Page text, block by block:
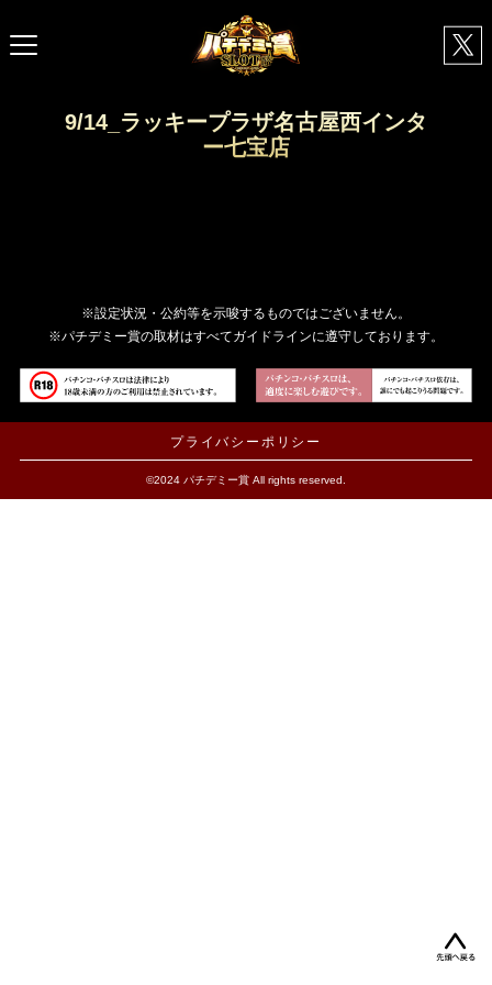
9/14_ラッキープラザ名古屋西インタ
ー七宝店
※設定状況・公約等を示唆するものではございません。
※パチデミー賞の取材はすべてガイドラインに遵守しております。
プライバシーポリシー
©2024 パチデミー賞 All rights reserved.